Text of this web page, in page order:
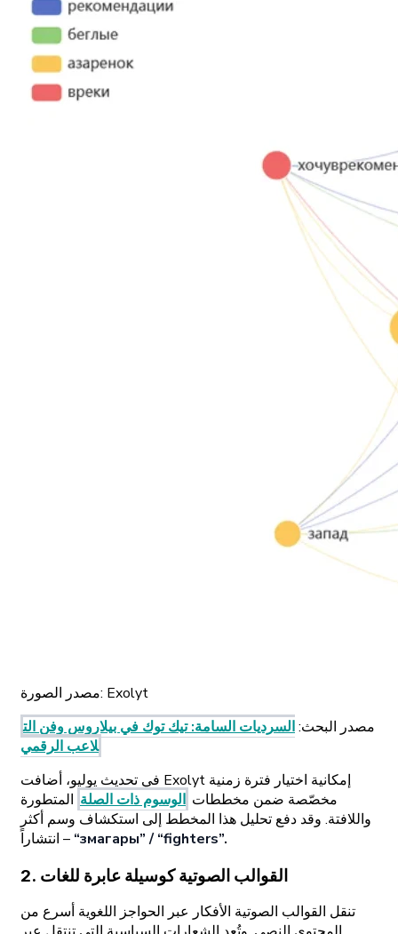
مصدر الصورة: Exolyt
مصدر البحث:السرديات السامة: تيك توك في بيلاروس وفن الت
لاعب الرقمي
في تحديث يوليو، أضافت Exolyt إمكانية اختيار فترة زمنية
مخصّصة ضمن مخططات الوسوم ذات الصلة المتطورة
واللافتة. وقد دفع تحليل هذا المخطط إلى استكشاف وسم أكثر
انتشاراً – “змагары” / “fighters”.
2. القوالب الصوتية كوسيلة عابرة للغات
تنقل القوالب الصوتية الأفكار عبر الحواجز اللغوية أسرع من